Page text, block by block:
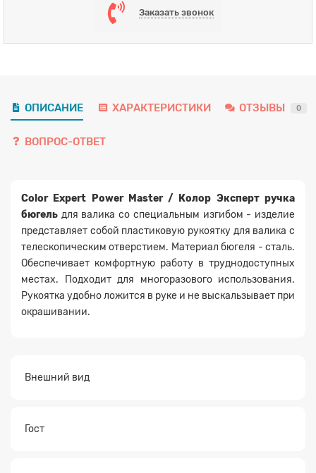
Заказать звонок
ОПИСАНИЕ ХАРАКТЕРИСТИКИ ОТЗЫВЫ 0
ВОПРОС-ОТВЕТ
Color Expert Power Master / Колор Эксперт ручка
бюгель для валика со специальным изгибом - изделие
представляет собой пластиковую рукоятку для валика с
телескопическим отверстием. Материал бюгеля - сталь.
Обеспечивает комфортную работу в труднодоступных
местах. Подходит для многоразового использования.
Рукоятка удобно ложится в руке и не выскальзывает при
окрашивании.
Внешний вид
Гост
Прикрепите
файл